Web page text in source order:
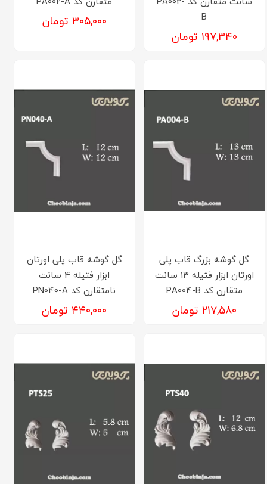
B
۱۹۷,۳۴۰ تومان
۳۰۵,۰۰۰ تومان
گل گوشه بزرگ قاب پلی
اورتان ابزار فتیله 13 سانت
متقارن کد PA004-B
۲۱۷,۵۸۰ تومان
گل گوشه قاب پلی اورتان
ابزار فتیله 4 سانت
نامتقارن کد PN040-A
۴۴۰,۰۰۰ تومان